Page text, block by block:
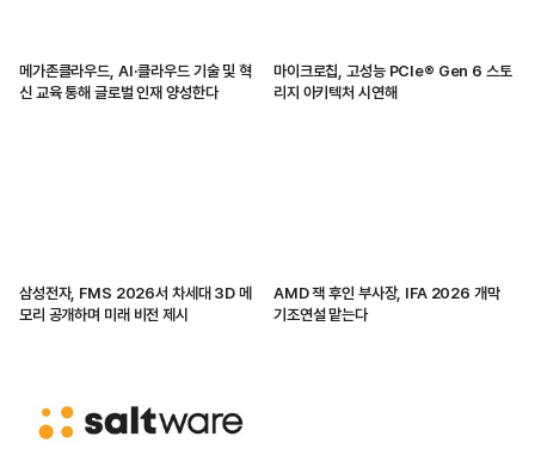
메가존클라우드, AI·클라우드 기술 및 혁
신 교육 통해 글로벌 인재 양성한다
마이크로칩, 고성능 PCIe® Gen 6 스토
리지 아키텍처 시연해
삼성전자, FMS 2026서 차세대 3D 메
모리 공개하며 미래 비전 제시
AMD 잭 후인 부사장, IFA 2026 개막
기조연설 맡는다